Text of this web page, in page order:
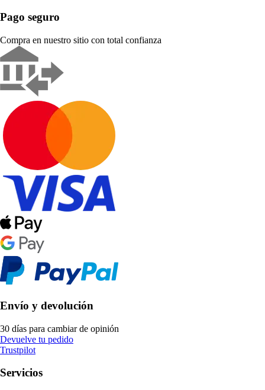
Pago seguro
Compra en nuestro sitio con total confianza
Envío y devolución
30 días para cambiar de opinión
Devuelve tu pedido
Trustpilot
Servicios